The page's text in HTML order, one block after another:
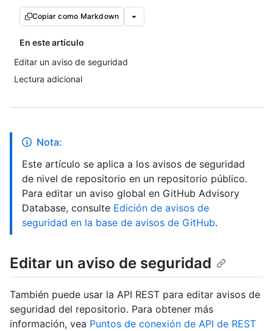
Copiar como Markdown
En este artículo
Editar un aviso de seguridad
Lectura adicional
Nota:
Este artículo se aplica a los avisos de seguridad
de nivel de repositorio en un repositorio público.
Para editar un aviso global en GitHub Advisory
Database, consulte Edición de avisos de
seguridad en la base de avisos de GitHub.
Editar un aviso de seguridad
También puede usar la API REST para editar avisos de
seguridad del repositorio. Para obtener más
información, vea Puntos de conexión de API de REST